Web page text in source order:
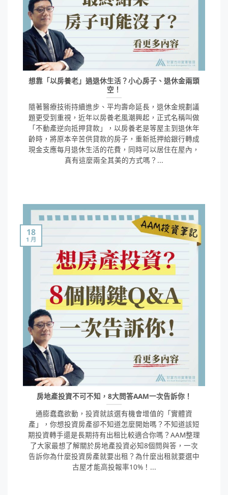
想靠「以房養老」過退休生活？小心房子、退休金兩頭
空！
隨著醫療技術持續進步、平均壽命延長，退休金規劃議
題更受到重視，近年以房養老風潮興起，正式名稱叫做
「不動產逆向抵押貸款」，以房養老是等屋主到退休年
齡時，將原本辛苦供貸款的房子，重新抵押給銀行轉成
現金支應每月退休生活的花費，同時可以居住在屋內，
真有這麼兩全其美的方式嗎？...
房地產投資不可不知，8大問答AAM一次告訴你！
通膨蠢蠢欲動，投資就該選有機會增值的「實體資
產」，你想投資房產卻不知道怎麼開始嗎？不知道該短
期投資轉手還是長期持有出租比較適合你嗎？AAM整理
了大家最想了解關於房地產投資必知8個問與答，一次
告訴你為什麼投資房產就要出租？為什麼出租就要選中
古屋才能高投報率10%！...
18
1 月